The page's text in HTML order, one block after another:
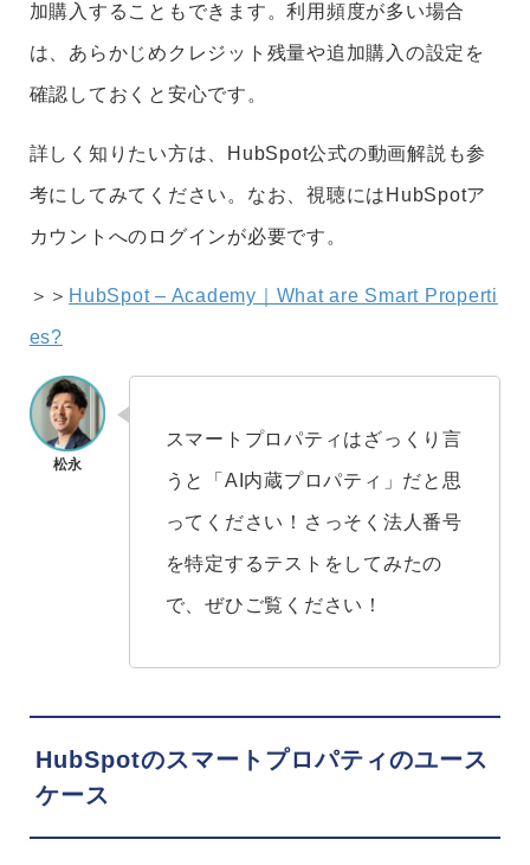
加購入することもできます。利用頻度が多い場合
は、あらかじめクレジット残量や追加購入の設定を
確認しておくと安心です。
詳しく知りたい方は、HubSpot公式の動画解説も参
考にしてみてください。なお、視聴にはHubSpotア
カウントへのログインが必要です。
＞＞ HubSpot – Academy｜What are Smart Properti
es?
スマートプロパティはざっくり言
うと「AI内蔵プロパティ」だと思
ってください！さっそく法人番号
を特定するテストをしてみたの
で、ぜひご覧ください！
HubSpotのスマートプロパティのユース
ケース